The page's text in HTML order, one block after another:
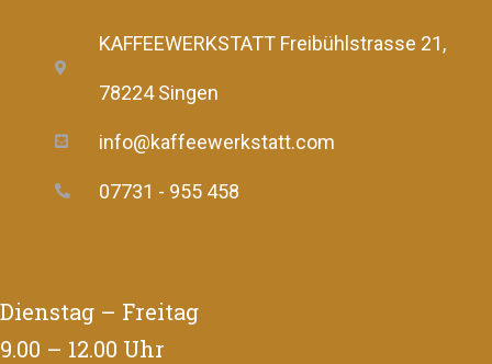
KAFFEEWERKSTATT Freibühlstrasse 21,
78224 Singen
info@kaffeewerkstatt.com
07731 - 955 458
Dienstag – Freitag
9.00 – 12.00 Uhr